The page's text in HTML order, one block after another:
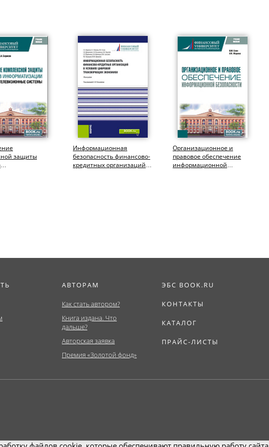
защиты
Информационная
безопасность финансово-
кредитных организаций в
Организационное и
правовое обеспечение
информационной
АВТОРАМ
Как стать автором?
Книга издана. Что
дальше?
Авторская заявка
Премия «Золотой фонд»
ЭБС BOOK.RU
КОНТАКТЫ
КАТАЛОГ
ПРАЙС-ЛИСТЫ